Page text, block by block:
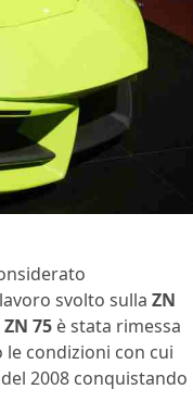
svolto sulla ZN
ZN 75 è stata rimessa
condizioni con cui
2008 conquistando